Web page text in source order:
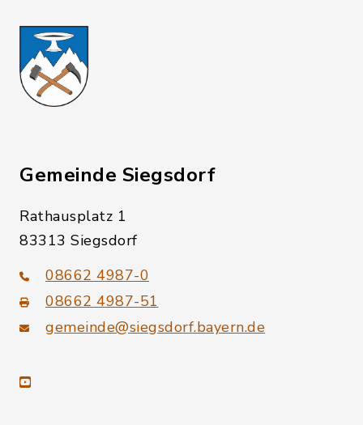
Gemeinde Siegsdorf
Rathausplatz 1
83313 Siegsdorf
08662 4987-0
08662 4987-51
gemeinde@siegsdorf.bayern.de
youtube